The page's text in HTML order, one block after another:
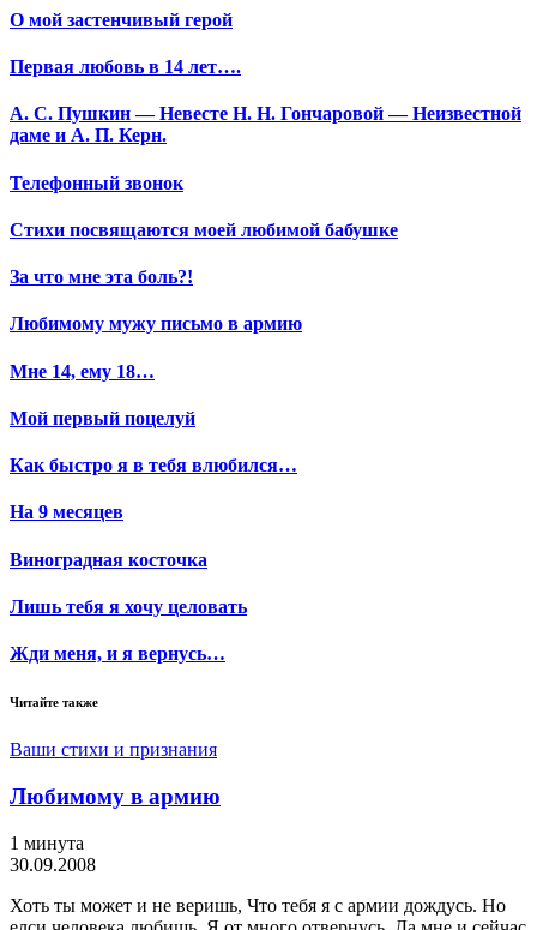
О мой застенчивый герой
Первая любовь в 14 лет….
А. С. Пушкин — Невесте Н. Н. Гончаровой — Неизвестной
даме и А. П. Керн.
Телефонный звонок
Стихи посвящаются моей любимой бабушке
За что мне эта боль?!
Любимому мужу письмо в армию
Мне 14, ему 18…
Мой первый поцелуй
Как быстро я в тебя влюбился…
На 9 месяцев
Виноградная косточка
Лишь тебя я хочу целовать
Жди меня, и я вернусь…
Читайте также
Ваши стихи и признания
Любимому в армию
1 минута
30.09.2008
Хоть ты может и не веришь, Что тебя я с армии дождусь. Но